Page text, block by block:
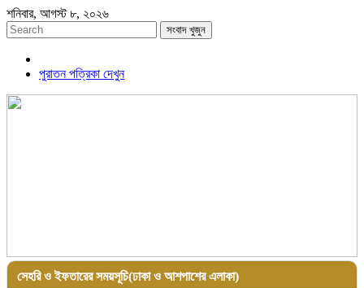
শনিবার, আগস্ট ৮, ২০২৬
সংবাদ খুজুন
পুরাতন পত্রিকা দেখুন
সেহরি ও ইফতারের সময়সূচি(ঢাকা ও আশপাশের এলাকা)